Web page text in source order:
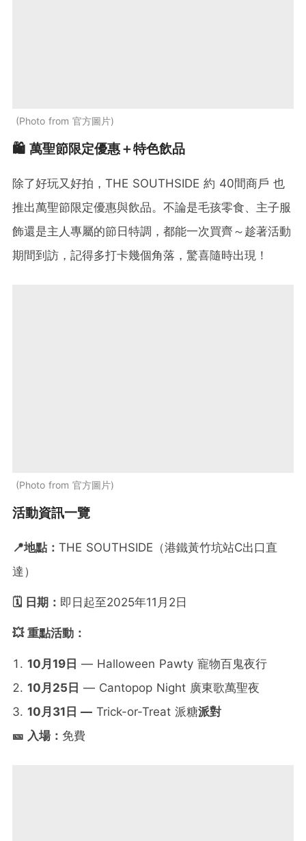
Photo from 官方圖片
🛍️ 萬聖節限定優惠＋特色飲品
除了好玩又好拍，THE SOUTHSIDE 約 40間商戶 也
推出萬聖節限定優惠與飲品。不論是毛孩零食、主子服
飾還是主人專屬的節日特調，都能一次買齊～趁著活動
期間到訪，記得多打卡幾個角落，驚喜隨時出現！
Photo from 官方圖片
活動資訊一覽
📍地點： THE SOUTHSIDE（港鐵黃竹坑站C出口直
達）
🗓️ 日期： 即日起至2025年11月2日
💥 重點活動：
10月19日 — Halloween Pawty 寵物百鬼夜行
10月25日 — Cantopop Night 廣東歌萬聖夜
10月31日 — Trick-or-Treat 派糖派對
🎫 入場： 免費